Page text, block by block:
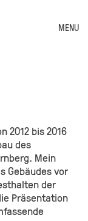
MENU
2012 bis 2016
des
Mein
Gebäudes vor
der
Präsentation